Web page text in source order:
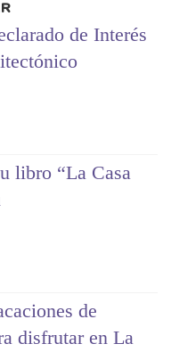
de Interés
libro “La Casa
de
disfrutar en La